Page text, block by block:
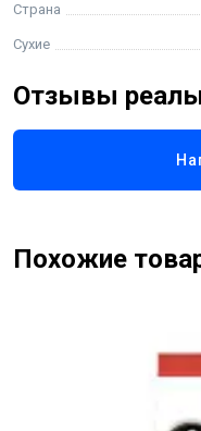
Страна
Сухие
Отзывы
Похожие